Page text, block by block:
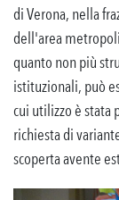
di Verona, nella
dell'area
quanto non più
istituzionali, può
cui utilizzo è stata
richiesta di
scoperta avente